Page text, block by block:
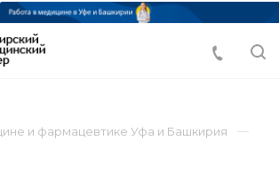
и фармацевтике Уфа и Башкирия